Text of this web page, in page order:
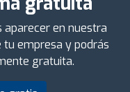
aparecer en nuestra
tu empresa y podrás
gratuita.